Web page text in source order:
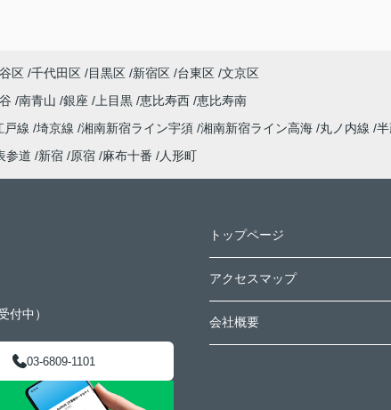
区 千代田区 目黒区 新宿区 台東区 文京区
南青山 銀座 上目黒 恵比寿西 恵比寿南
戸線 埼京線 湘南新宿ライン宇須 湘南新宿ライン高海 丸ノ内線
参道 新宿 原宿 麻布十番 人形町
中）
03-6809-1101
トップページ
アクセスマップ
会社概要